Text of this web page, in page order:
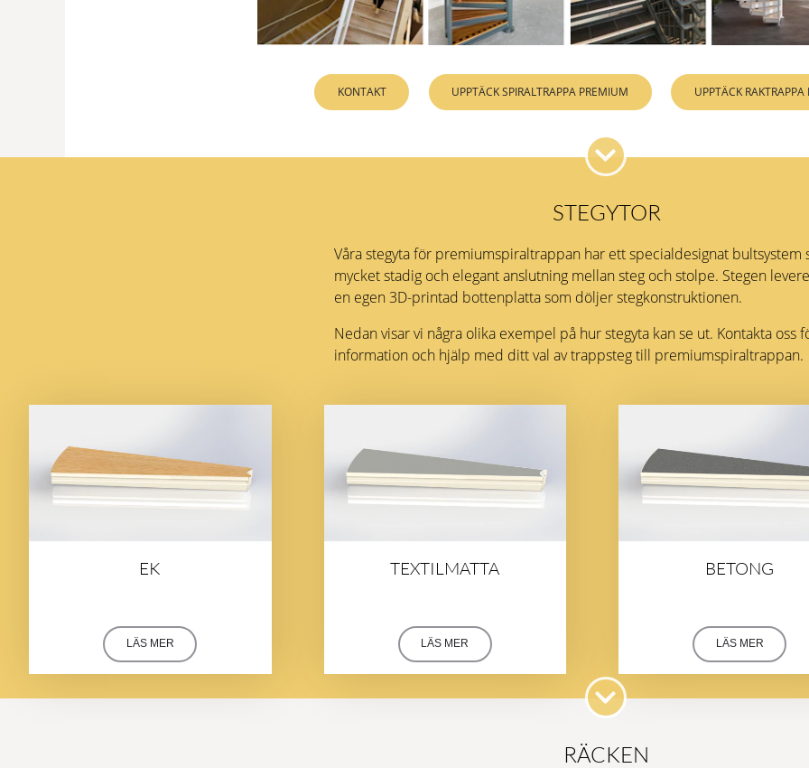
KONTAKT UPPTÄCK SPIRALTRAPPA PREMIUM UPPTÄCK
STEGYTOR
Våra stegyta för premiumspiraltrappan har ett specialdesignat bultsystem
mycket stadig och elegant anslutning mellan steg och stolpe. Stegen
en egen 3D-printad bottenplatta som döljer stegkonstruktionen.
Nedan visar vi några olika exempel på hur stegyta kan se ut. Kontakta oss
information och hjälp med ditt val av trappsteg till premiumspiraltrappan.
EK
LÄS MER
TEXTILMATTA
LÄS MER
BETONG
LÄS MER
RÄCKEN